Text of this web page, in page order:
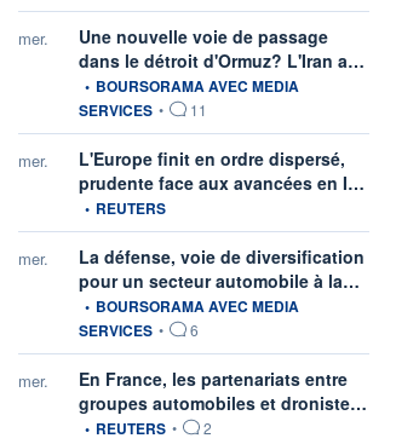
mer.
Une nouvelle voie de passage
dans le détroit d'Ormuz? L'Iran a…
• BOURSORAMA AVEC MEDIA
SERVICES • 11
mer.
L'Europe finit en ordre dispersé,
prudente face aux avancées en I…
• REUTERS
mer.
La défense, voie de diversification
pour un secteur automobile à la…
• BOURSORAMA AVEC MEDIA
SERVICES • 6
mer.
En France, les partenariats entre
groupes automobiles et droniste…
• REUTERS • 2